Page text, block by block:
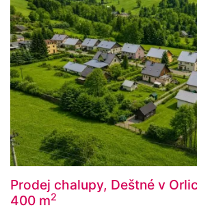
Prodej chalupy, Deštné v
400 m2